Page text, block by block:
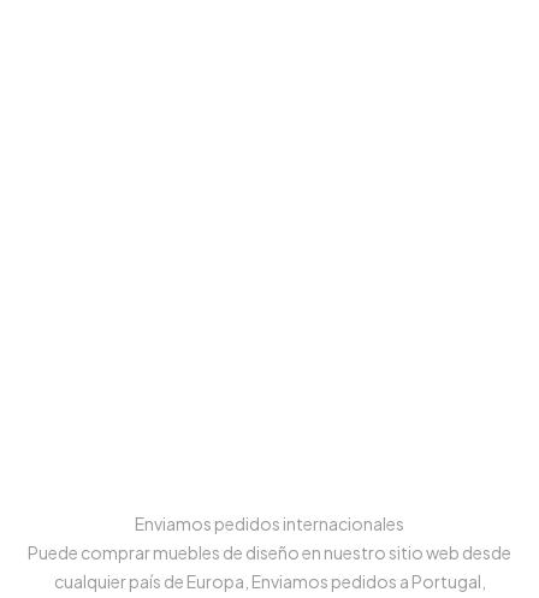
Enviamos pedidos internacionales
Puede comprar muebles de diseño en nuestro sitio web desde
cualquier país de Europa, Enviamos pedidos a Portugal,